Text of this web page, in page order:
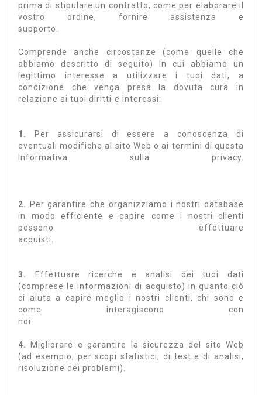
prima di stipulare un contratto, come per elaborare il
vostro ordine, fornire assistenza e
supporto.
Comprende anche circostanze (come quelle che
abbiamo descritto di seguito) in cui abbiamo un
legittimo interesse a utilizzare i tuoi dati, a
condizione che venga presa la dovuta cura in
relazione ai tuoi diritti e interessi:
1.
Per assicurarsi di essere a conoscenza di
eventuali modifiche al sito Web o ai termini di questa
Informativa sulla privacy.
2.
Per garantire che organizziamo i nostri database
in modo efficiente e capire come i nostri clienti
possono effettuare
acquisti.
3.
Effettuare ricerche e analisi dei tuoi dati
(comprese le informazioni di acquisto) in quanto ciò
ci aiuta a capire meglio i nostri clienti, chi sono e
come interagiscono con
noi.
4.
Migliorare e garantire la sicurezza del sito Web
(ad esempio, per scopi statistici, di test e di analisi,
risoluzione dei problemi).